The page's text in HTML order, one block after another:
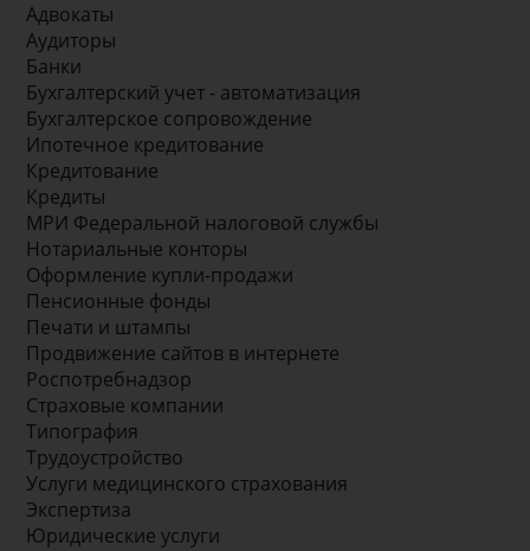
Адвокаты
Аудиторы
Банки
Бухгалтерский учет - автоматизация
Бухгалтерское сопровождение
Ипотечное кредитование
Кредитование
Кредиты
МРИ Федеральной налоговой службы
Нотариальные конторы
Оформление купли-продажи
Пенсионные фонды
Печати и штампы
Продвижение сайтов в интернете
Роспотребнадзор
Страховые компании
Типография
Трудоустройство
Услуги медицинского страхования
Экспертиза
Юридические услуги